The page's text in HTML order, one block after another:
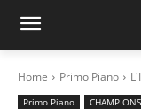
Home Primo Piano
Primo Piano